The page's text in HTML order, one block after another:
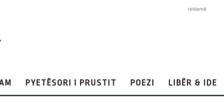
reklamë
PYETËSORI I PRUSTIT POEZI LIBËR & IDE